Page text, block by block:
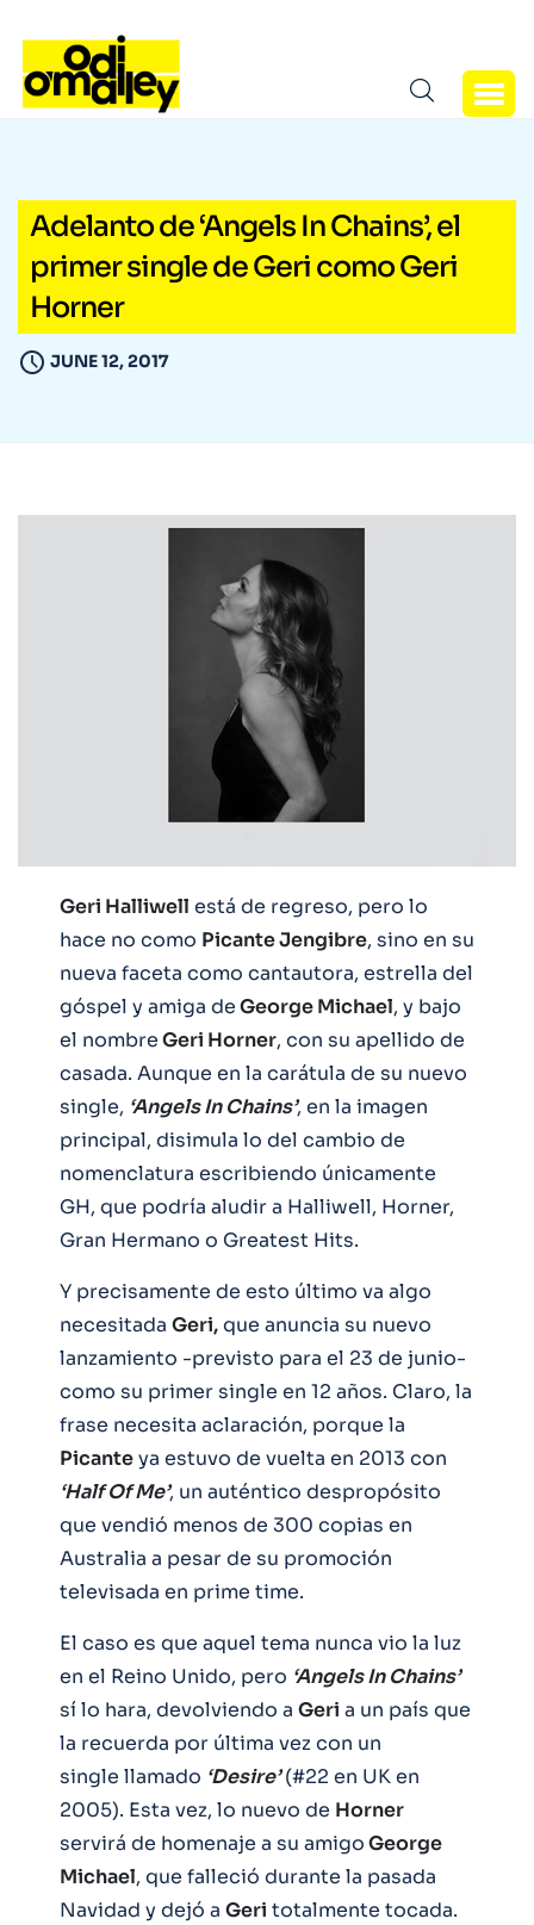
Adelanto de ‘Angels In Chains’, el
primer single de Geri como Geri
Horner
JUNE 12, 2017
Geri Halliwell está de regreso, pero lo
hace no como Picante Jengibre, sino en su
nueva faceta como cantautora, estrella del
góspel y amiga deGeorge Michael, y bajo
el nombreGeri Horner, con su apellido de
casada. Aunque en la carátula de su nuevo
single, ‘Angels In Chains’, en la imagen
principal, disimula lo del cambio de
nomenclatura escribiendo únicamente
GH, que podría aludir a Halliwell, Horner,
Gran Hermano o Greatest Hits.
Y precisamente de esto último va algo
necesitada Geri,que anuncia su nuevo
lanzamiento -previsto para el 23 de junio-
como su primer single en 12 años. Claro, la
frase necesita aclaración, porque la
Picanteya estuvo de vuelta en 2013 con
‘Half Of Me’, un auténtico despropósito
que vendió menos de 300 copias en
Australia a pesar de su promoción
televisada en prime time.
El caso es que aquel tema nunca vio la luz
en el Reino Unido, pero ‘Angels In Chains’
sí lo hara, devolviendo a Geri a un país que
la recuerda por última vez con un
single llamado ‘Desire’(#22 en UK en
2005). Esta vez, lo nuevo de Horner
servirá de homenaje a su amigoGeorge
Michael, que falleció durante la pasada
Navidad y dejó a Geri totalmente tocada.